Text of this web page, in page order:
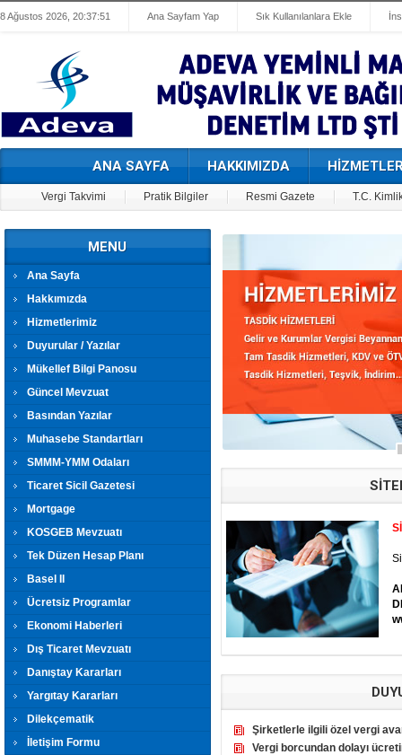
8 Ağustos 2026, 20:37:51 Ana Sayfam Yap Sık Kullanılanlara Ekle
ANA SAYFA HAKKIMIZDA
Vergi Takvimi Pratik Bilgiler Resmi Gazete T.C.
MENU
Ana Sayfa
Hakkımızda
Hizmetlerimiz
Duyurular / Yazılar
Mükellef Bilgi Panosu
Güncel Mevzuat
Basından Yazılar
Muhasebe Standartları
SMMM-YMM Odaları
Ticaret Sicil Gazetesi
Mortgage
KOSGEB Mevzuatı
Tek Düzen Hesap Planı
Basel II
Ücretsiz Programlar
Ekonomi Haberleri
Dış Ticaret Mevzuatı
Danıştay Kararları
Yargıtay Kararları
Dilekçematik
İletişim Formu
Şirketlerle ilgili özel vergi
Vergi borcundan dolayı